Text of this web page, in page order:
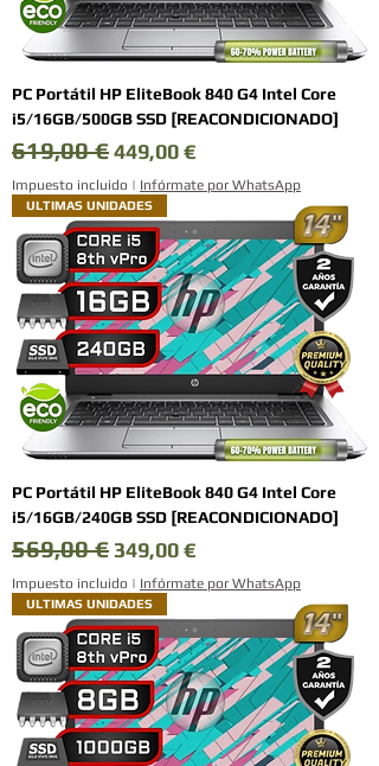
PC Portátil HP EliteBook 840 G4 Intel Core
i5/16GB/500GB SSD [REACONDICIONADO]
Precio
619,00 €Precio de oferta
449,00 €
Impuesto incluido | Infórmate por WhatsApp
ULTIMAS UNIDADES
PC Portátil HP EliteBook 840 G4 Intel Core
i5/16GB/240GB SSD [REACONDICIONADO]
Precio
569,00 € Precio de oferta
349,00 €
Impuesto incluido | Infórmate por WhatsApp
ULTIMAS UNIDADES